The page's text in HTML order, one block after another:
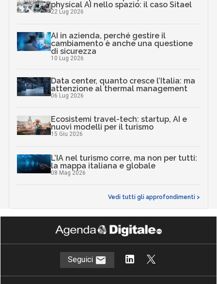
physical AI nello spazio: il caso Sitael
22 Lug 2026
AI in azienda, perché gestire il
cambiamento è anche una questione
di sicurezza
10 Lug 2026
Data center, quanto cresce l’Italia: ma
attenzione al thermal management
06 Lug 2026
Ecosistemi travel-tech: startup, AI e
nuovi modelli per il turismo
15 Giu 2026
L’IA nel turismo corre, ma non per tutti:
la mappa italiana e globale
08 Mag 2026
Vedi tutti gli approfondimenti >
Seguici